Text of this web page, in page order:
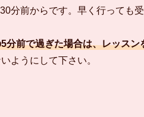
分前からです。早く行っても
分前で過ぎた場合は、レッス
ようにして下さい。